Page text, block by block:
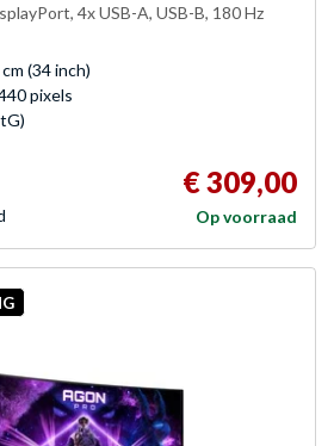
4x USB-A, USB-B, 180 Hz
(34 inch)
pixels
€ 309,00
Op voorraad